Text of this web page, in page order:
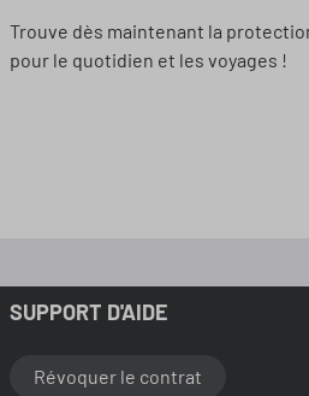
Trouve dès maintenant la
pour le quotidien et les voyages !
SUPPORT D'AIDE
Révoquer le contrat